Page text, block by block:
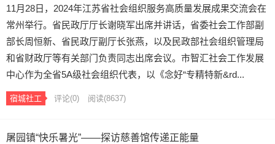
11月28日，2024年江苏省社会组织服务高质量发展成果交流会在
常州举行。省民政厅厅长谢晓军出席并讲话，省委社会工作部副
部长周恒新、省民政厅副厅长张燕，以及民政部社会组织管理局
和省财政厅等有关部门负责同志出席会议。市智汇社会工作发展
中心作为全省5A级社会组织代表，以《念好“专精特新&rd...
宿城社工 评论(0) 阅读(8637)
屠园镇“快乐暑光”——探访慈善馆传递正能量